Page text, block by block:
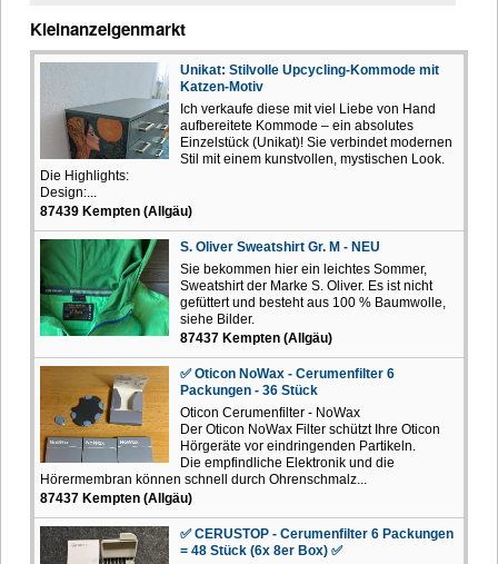
Kleinanzeigenmarkt
Unikat: Stilvolle Upcycling-Kommode mit
Katzen-Motiv
Ich verkaufe diese mit viel Liebe von Hand
aufbereitete Kommode – ein absolutes
Einzelstück (Unikat)! Sie verbindet modernen
Stil mit einem kunstvollen, mystischen Look.
Die Highlights:
Design:...
87439 Kempten (Allgäu)
S. Oliver Sweatshirt Gr. M - NEU
Sie bekommen hier ein leichtes Sommer,
Sweatshirt der Marke S. Oliver. Es ist nicht
gefüttert und besteht aus 100 % Baumwolle,
siehe Bilder.
87437 Kempten (Allgäu)
✅ Oticon NoWax - Cerumenfilter 6
Packungen - 36 Stück
Oticon Cerumenfilter - NoWax
Der Oticon NoWax Filter schützt Ihre Oticon
Hörgeräte vor eindringenden Partikeln.
Die empfindliche Elektronik und die
Hörermembran können schnell durch Ohrenschmalz...
87437 Kempten (Allgäu)
✅ CERUSTOP - Cerumenfilter 6 Packungen
= 48 Stück (6x 8er Box) ✅